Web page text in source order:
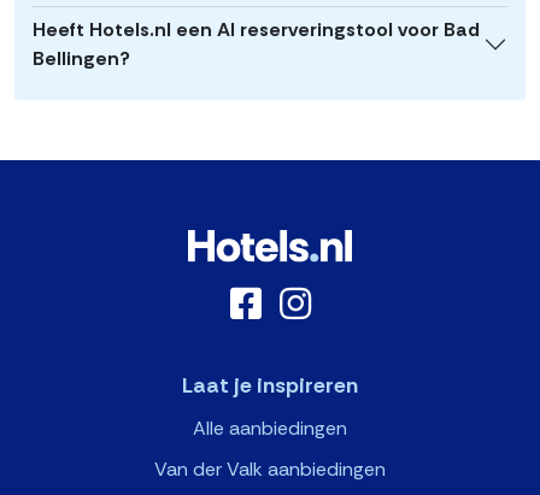
Heeft Hotels.nl een AI reserveringstool voor Bad
Bellingen?
Laat je inspireren
Alle aanbiedingen
Van der Valk aanbiedingen